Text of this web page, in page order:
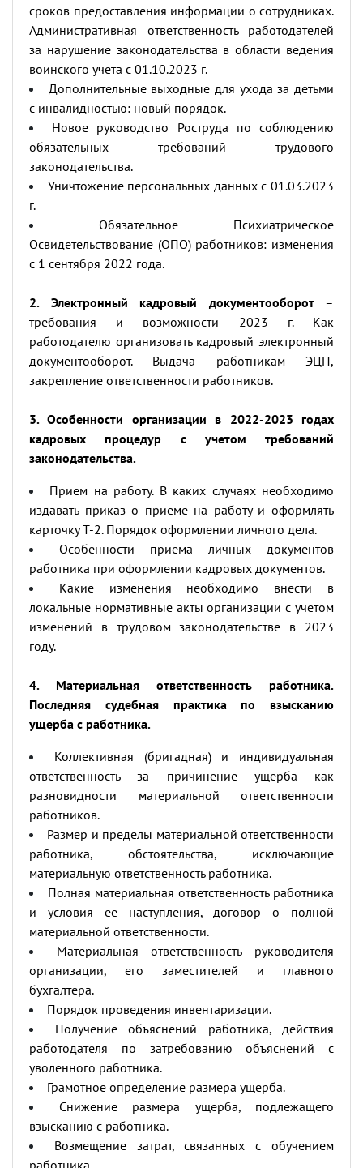
сроков предоставления информации о сотрудниках.
Административная ответственность работодателей
за нарушение законодательства в области ведения
воинского учета с 01.10.2023 г.
Дополнительные выходные для ухода за детьми
с инвалидностью: новый порядок.
Новое руководство Роструда по соблюдению
обязательных требований трудового
законодательства.
Уничтожение персональных данных с 01.03.2023
г.
Обязательное Психиатрическое
Освидетельствование (ОПО) работников: изменения
с 1 сентября 2022 года.
2. Электронный кадровый документооборот –
требования и возможности 2023 г. Как
работодателю организовать кадровый электронный
документооборот. Выдача работникам ЭЦП,
закрепление ответственности работников.
3. Особенности организации в 2022-2023 годах
кадровых процедур с учетом требований
законодательства.
Прием на работу. В каких случаях необходимо
издавать приказ о приеме на работу и оформлять
карточку Т-2. Порядок оформлении личного дела.
Особенности приема личных документов
работника при оформлении кадровых документов.
Какие изменения необходимо внести в
локальные нормативные акты организации с учетом
изменений в трудовом законодательстве в 2023
году.
4. Материальная ответственность работника.
Последняя судебная практика по взысканию
ущерба с работника.
Коллективная (бригадная) и индивидуальная
ответственность за причинение ущерба как
разновидности материальной ответственности
работников.
Размер и пределы материальной ответственности
работника, обстоятельства, исключающие
материальную ответственность работника.
Полная материальная ответственность работника
и условия ее наступления, договор о полной
материальной ответственности.
Материальная ответственность руководителя
организации, его заместителей и главного
бухгалтера.
Порядок проведения инвентаризации.
Получение объяснений работника, действия
работодателя по затребованию объяснений с
уволенного работника.
Грамотное определение размера ущерба.
Снижение размера ущерба, подлежащего
взысканию с работника.
Возмещение затрат, связанных с обучением
работника.